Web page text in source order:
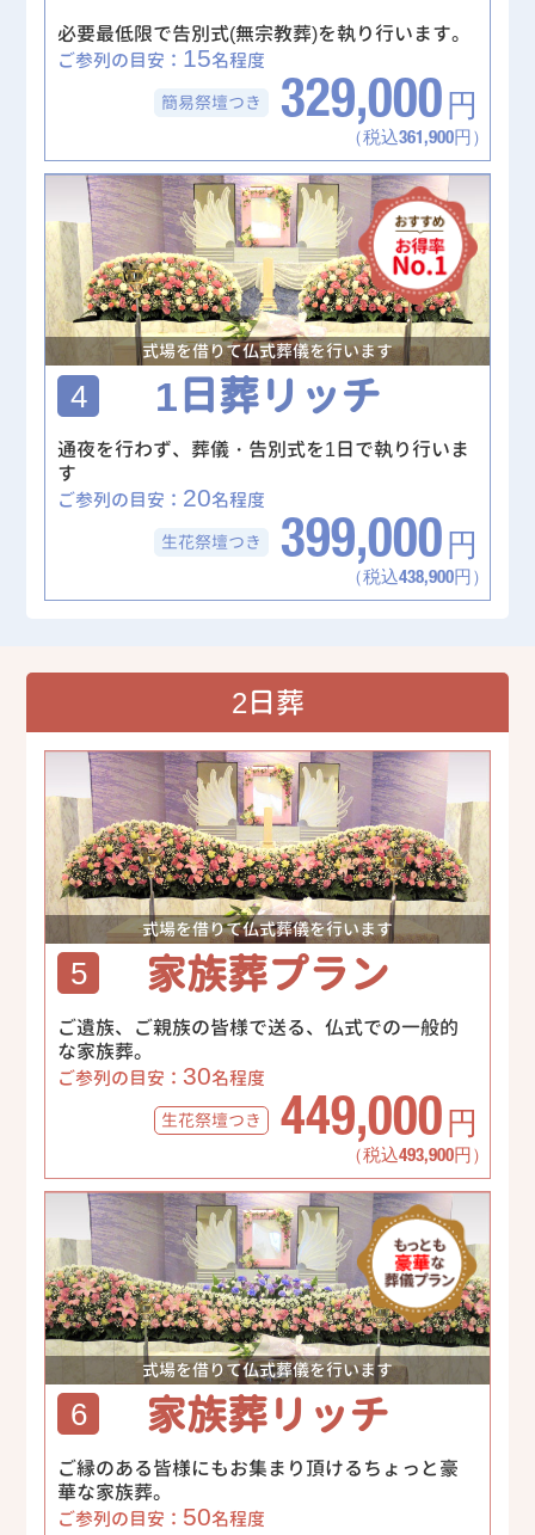
必要最低限で告別式(無宗教葬)を執り行います。
ご参列の目安： 15名程度
簡易祭壇つき 329,000 円
（税込361,900円）
式場を借りて仏式葬儀を行います
4 1日葬リッチ
通夜を行わず、葬儀・告別式を1日で執り行いま
す
ご参列の目安： 20名程度
生花祭壇つき 399,000 円
（税込438,900円）
2日葬
式場を借りて仏式葬儀を行います
5 家族葬プラン
ご遺族、ご親族の皆様で送る、仏式での一般的
な家族葬。
ご参列の目安： 30名程度
生花祭壇つき 449,000 円
（税込493,900円）
式場を借りて仏式葬儀を行います
6 家族葬リッチ
ご縁のある皆様にもお集まり頂けるちょっと豪
華な家族葬。
ご参列の目安： 50名程度